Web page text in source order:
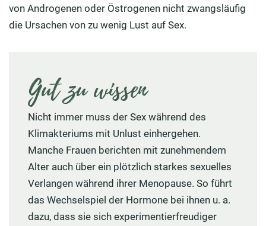
von Androgenen oder Östrogenen nicht zwangsläufig
die Ursachen von zu wenig Lust auf Sex.
Gut zu wissen
Nicht immer muss der Sex während des
Klimakteriums mit Unlust einhergehen.
Manche Frauen berichten mit zunehmendem
Alter auch über ein plötzlich starkes sexuelles
Verlangen während ihrer Menopause. So führt
das Wechselspiel der Hormone bei ihnen u. a.
dazu, dass sie sich experimentierfreudiger